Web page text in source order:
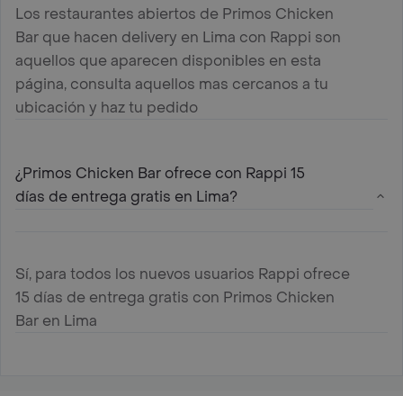
Los restaurantes abiertos de Primos Chicken
Bar que hacen delivery en Lima con Rappi son
aquellos que aparecen disponibles en esta
página, consulta aquellos mas cercanos a tu
ubicación y haz tu pedido
¿Primos Chicken Bar ofrece con Rappi 15
días de entrega gratis en Lima?
Sí, para todos los nuevos usuarios Rappi ofrece
15 días de entrega gratis con Primos Chicken
Bar en Lima